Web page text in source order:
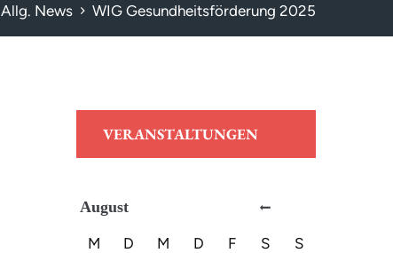
Allg. News WIG Gesundheitsförderung 2025
VERANSTALTUNGEN
August
M D M D F S
S